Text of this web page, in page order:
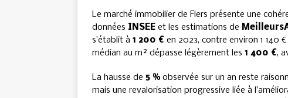
Le marché immobilier de Flers présente une
données INSEE et les estimations de
s’établit à 1 200 € en 2023, contre environ 1 140
médian au m² dépasse légèrement les 1 400 €,
La hausse de 5 % observée sur un an reste
mais une revalorisation progressive liée à